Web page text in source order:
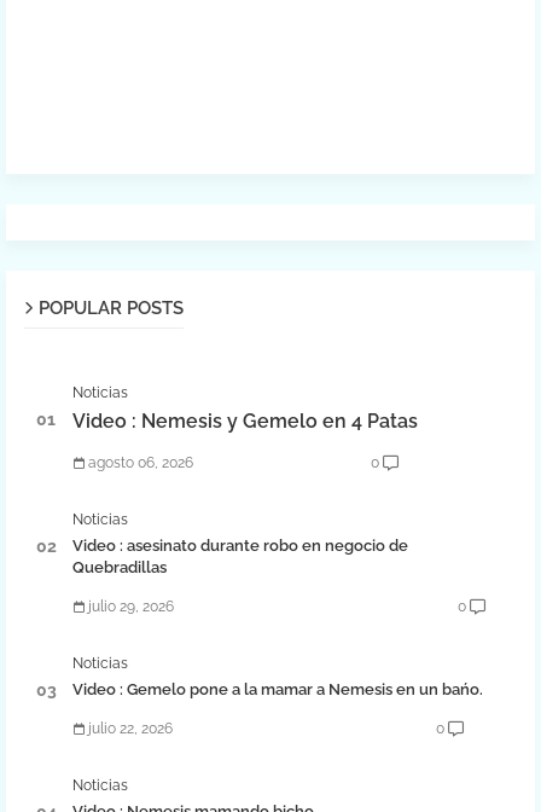
POPULAR POSTS
Noticias
Video : Nemesis y Gemelo en 4 Patas
agosto 06, 2026 0
Noticias
Video : asesinato durante robo en negocio de
Quebradillas
julio 29, 2026 0
Noticias
Video : Gemelo pone a la mamar a Nemesis en un bańo.
julio 22, 2026 0
Noticias